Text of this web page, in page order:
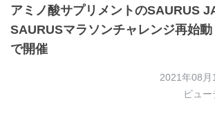
アミノ酸サプリメントのSAURUS
SAURUSマラソンチャレンジ再始
で開催
2021年08
ビュ